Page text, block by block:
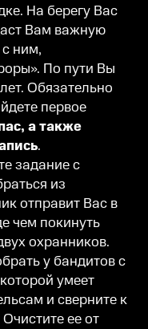
На берегу Вас
Вам важную
ним,
По пути Вы
Обязательно
первое
а также
.
задание с
из
отправит Вас в
чем покинуть
охранников.
у бандитов с
умеет
и сверните к
ее от